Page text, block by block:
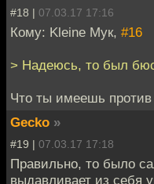
#18 | 07.03.17 17:16
Кому: Kleine Мук, #16
> Надеюсь, то был
Что ты имеешь
Gecko »
#19 | 07.03.17 17:18
Правильно, то было
выдавливает из себя